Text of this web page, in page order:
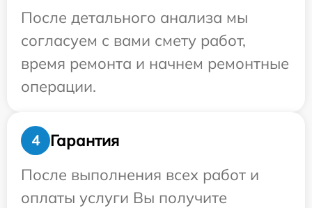
После детального анализа мы
согласуем с вами смету работ,
время ремонта и начнем ремонтные
операции.
4
Гарантия
После выполнения всех работ и
оплаты услуги Вы получите